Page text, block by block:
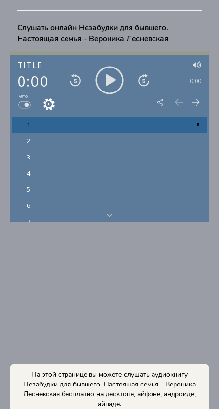
Слушать онлайн Незабудки для бывшего.
Настоящая семья - Вероника Лесневская
TITLE
0:00 0:00
AUTO
1
2
3
4
5
6
7
16
17
18
На этой странице вы можете слушать аудиокнигу
Незабудки для бывшего. Настоящая семья - Вероника
Лесневская бесплатно на десктопе, айфоне, андроиде,
айпаде.